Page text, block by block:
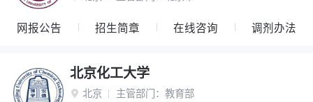
网报公告 招生简章 在线咨询 调剂办法
北京化工大学
 北京 主管部门： 教育部